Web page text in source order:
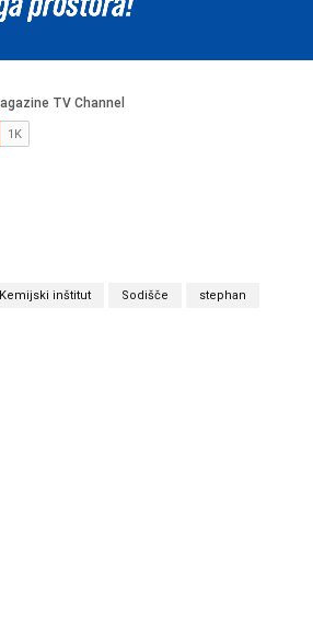
Kemijski inštitut Sodišče stephan